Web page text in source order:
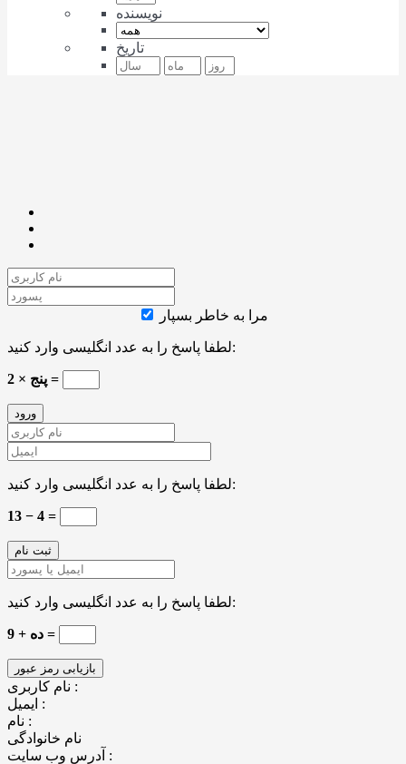
نویسنده
تاریخ
مرا به خاطر بسپار
لطفا پاسخ را به عدد انگلیسی وارد کنید:
پنج × 2 =
لطفا پاسخ را به عدد انگلیسی وارد کنید:
13 − 4 =
لطفا پاسخ را به عدد انگلیسی وارد کنید:
9 + ده =
نام کاربری :
ایمیل :
نام :
نام خانوادگی
آدرس وب سایت :